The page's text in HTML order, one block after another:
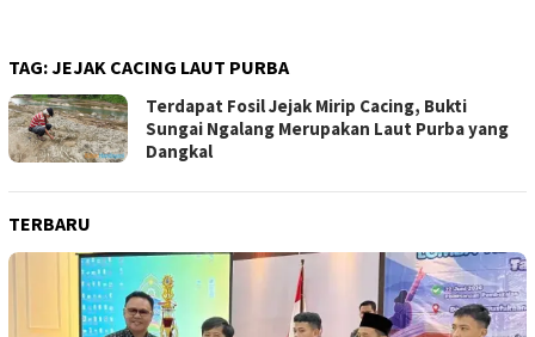
TAG:JEJAK CACING LAUT PURBA
Terdapat Fosil Jejak Mirip Cacing, Bukti
Sungai Ngalang Merupakan Laut Purba yang
Dangkal
TERBARU